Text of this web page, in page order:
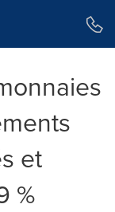
et
%